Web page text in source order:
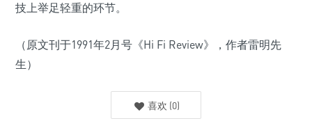
技上举足轻重的环节。
（原文刊于1991年2月号《Hi Fi Review》，作者雷明先
生）
喜欢 (0)